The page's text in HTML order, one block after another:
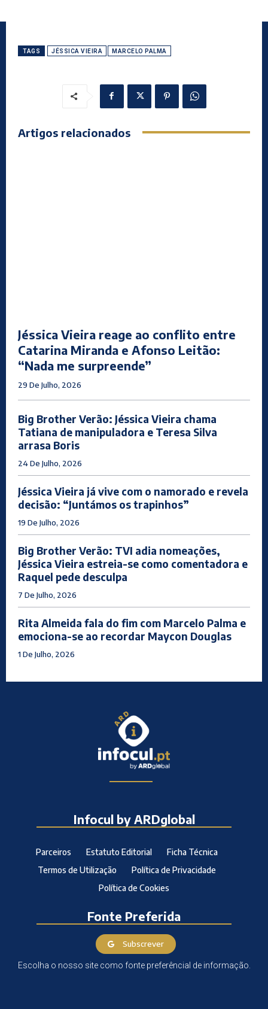
TAGS JÉSSICA VIEIRA MARCELO PALMA
Artigos relacionados
Jéssica Vieira reage ao conflito entre
Catarina Miranda e Afonso Leitão:
“Nada me surpreende”
29 De Julho, 2026
Big Brother Verão: Jéssica Vieira chama
Tatiana de manipuladora e Teresa Silva
arrasa Boris
24 De Julho, 2026
Jéssica Vieira já vive com o namorado e revela
decisão: “Juntámos os trapinhos”
19 De Julho, 2026
Big Brother Verão: TVI adia nomeações,
Jéssica Vieira estreia-se como comentadora e
Raquel pede desculpa
7 De Julho, 2026
Rita Almeida fala do fim com Marcelo Palma e
emociona-se ao recordar Maycon Douglas
1 De Julho, 2026
Infocul by ARDglobal
Parceiros Estatuto Editorial
Ficha Técnica
Termos de Utilização
Política de Privacidade
Política de Cookies
Fonte Preferida
Subscrever
Escolha o nosso site como fonte preferêncial de informação.